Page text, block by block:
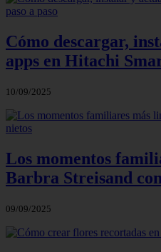
Cómo descargar,
apps en Hitachi
10/09/2025
Los momentos
Barbra Streisand
09/09/2025